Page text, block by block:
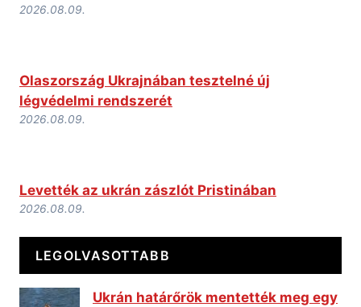
2026.08.09.
Olaszország Ukrajnában tesztelné új
légvédelmi rendszerét
2026.08.09.
Levették az ukrán zászlót Pristinában
2026.08.09.
LEGOLVASOTTABB
Ukrán határőrök mentették meg egy